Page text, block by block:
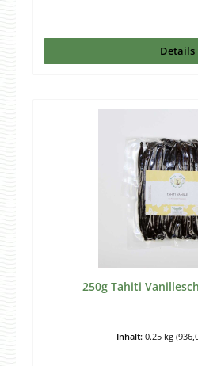
Details
250g Tahiti
Inhalt: 0.25 kg